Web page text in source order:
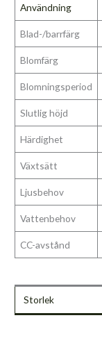
Användning
Blad-/barrfärg
Blomfärg
Blomningsperiod
Slutlig höjd
Härdighet
Växtsätt
Ljusbehov
Vattenbehov
CC-avstånd
Storlek